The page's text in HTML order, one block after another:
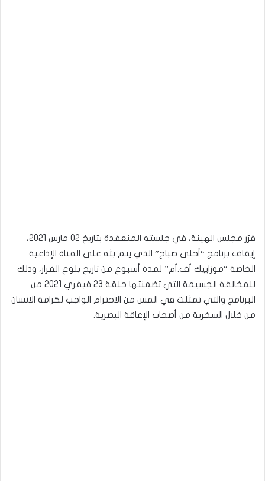
قرّر مجلس الهيئة، في جلسته المنعقدة بتاريخ 02 مارس 2021،
إيقاف برنامج “أحلى صباح” الذي يتم بثه على القناة الإذاعية
الخاصة “موزاييك أف.أم” لمدة أسبوع من تاريخ بلوغ القرار، وذلك
للمخالفة الجسيمة التي تضمنتها حلقة 23 فيفري 2021 من
البرنامج والتي تمثلت في المس من الاحترام الواجب لكرامة الانسان
من خلال السخرية من أصحاب الإعاقة البصرية.